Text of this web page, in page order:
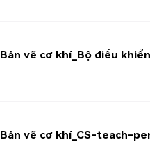
Bản vẽ cơ khí_Bộ điều
Bản vẽ cơ khí_CS-teach-